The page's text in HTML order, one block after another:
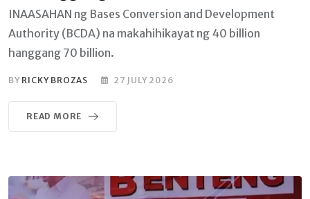
INAASAHAN ng Bases Conversion and Development
Authority (BCDA) na makahihikayat ng 40 billion
hanggang 70 billion.
BY RICKY BROZAS 27 JULY 2026
READ MORE